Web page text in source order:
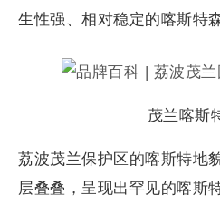
生性强、相对稳定的喀斯特
茂兰喀斯
荔波茂兰保护区的喀斯特地
层叠叠，呈现出罕见的喀斯